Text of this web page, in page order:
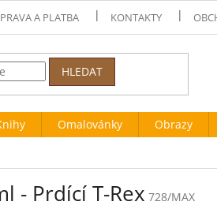
A PLATBA KONTAKTY
HLEDAT
Omalovánky Obrazy
- Prdící T-Rex 728/MAX